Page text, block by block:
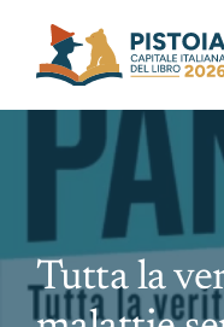
content
Pistoia per la lettura
Mostre
Tutta la